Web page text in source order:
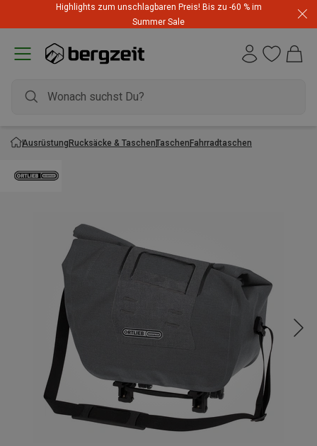
Highlights zum unschlagbaren Preis! Bis zu -60 % im
Summer Sale
AusrüstungRucksäcke & TaschenTaschenFahrradtaschen